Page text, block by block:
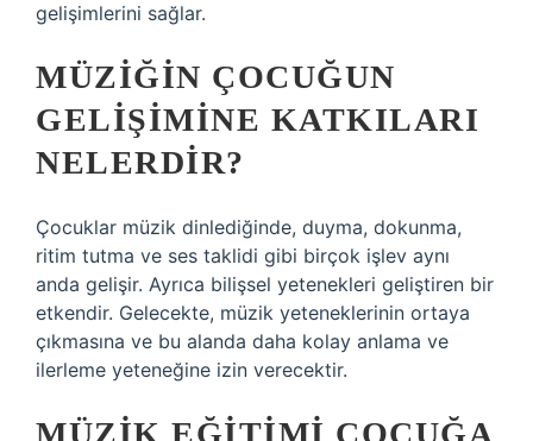
gelişimlerini sağlar.
MÜZIĞIN ÇOCUĞUN
GELIŞIMINE KATKILARI
NELERDIR?
Çocuklar müzik dinlediğinde, duyma, dokunma,
ritim tutma ve ses taklidi gibi birçok işlev aynı
anda gelişir. Ayrıca bilişsel yetenekleri geliştiren bir
etkendir. Gelecekte, müzik yeteneklerinin ortaya
çıkmasına ve bu alanda daha kolay anlama ve
ilerleme yeteneğine izin verecektir.
MÜZIK EĞITIMI ÇOCUĞA